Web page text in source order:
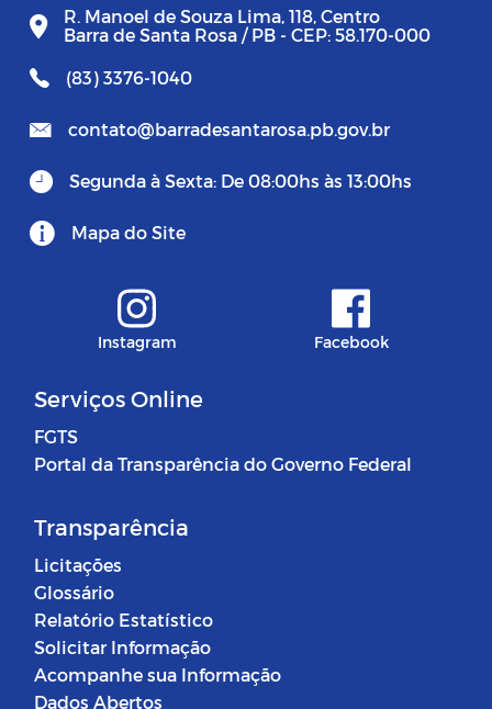
R. Manoel de Souza Lima, 118, Centro
Barra de Santa Rosa / PB - CEP: 58.170-000
(83) 3376-1040
contato@barradesantarosa.pb.gov.br
Segunda à Sexta: De 08:00hs às 13:00hs
Mapa do Site
Instagram Facebook
Serviços Online
FGTS
Portal da Transparência do Governo Federal
Transparência
Licitações
Glossário
Relatório Estatístico
Solicitar Informação
Acompanhe sua Informação
Dados Abertos